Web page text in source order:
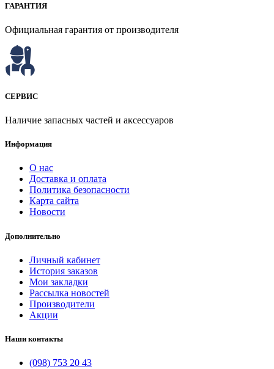
ГАРАНТИЯ
Официальная гарантия от производителя
СЕРВИС
Наличие запасных частей и аксессуаров
Информация
О нас
Доставка и оплата
Политика безопасности
Карта сайта
Новости
Дополнительно
Личный кабинет
История заказов
Мои закладки
Рассылка новостей
Производители
Акции
Наши контакты
(098) 753 20 43